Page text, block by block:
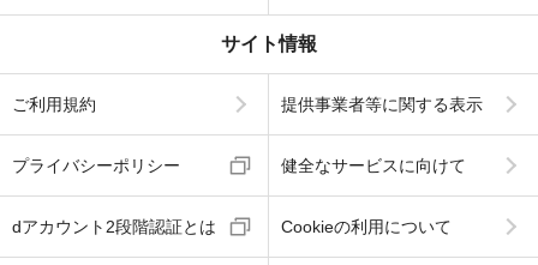
サイト情報
ご利用規約 提供事業者等に関する表示
プライバシーポリシー 健全なサービスに向けて
dアカウント2段階認証とは Cookieの利用について